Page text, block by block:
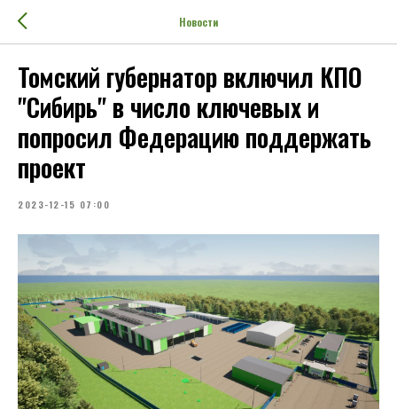
Новости
Томский губернатор включил КПО
"Сибирь" в число ключевых и
попросил Федерацию поддержать
проект
2023-12-15 07:00